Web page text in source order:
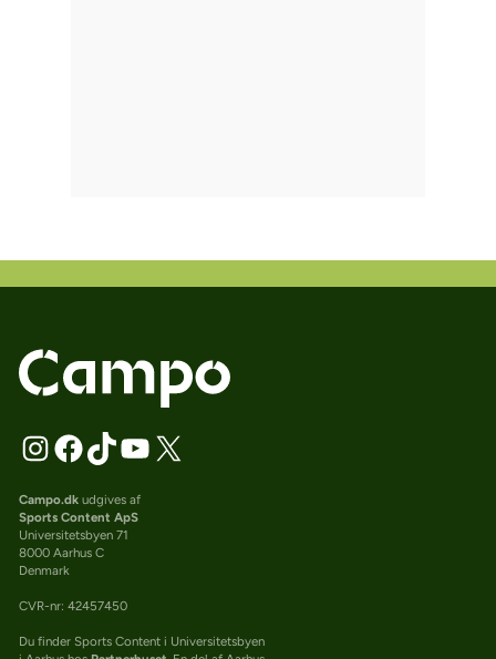
Campo.dkudgives af
Sports Content ApS
Universitetsbyen 71
8000 Aarhus C
Denmark
CVR-nr: 42457450
Du finder Sports Content i Universitetsbyen